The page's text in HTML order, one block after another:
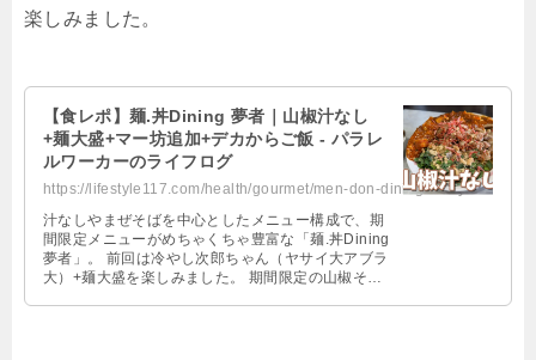
楽しみました。
【食レポ】麺.丼Dining 夢者｜山椒汁なし
+麺大盛+マー坊追加+デカからご飯 - パラレ
ルワーカーのライフログ
https://lifestyle117.com/health/gourmet/men-don-dining-musya-japanese-pepper-...
汁なしやまぜそばを中心としたメニュー構成で、期
間限定メニューがめちゃくちゃ豊富な「麺.丼Dining
夢者」。 前回は冷やし次郎ちゃん（ヤサイ大アブラ
大）+麺大盛を楽しみました。 期間限定の山椒そば